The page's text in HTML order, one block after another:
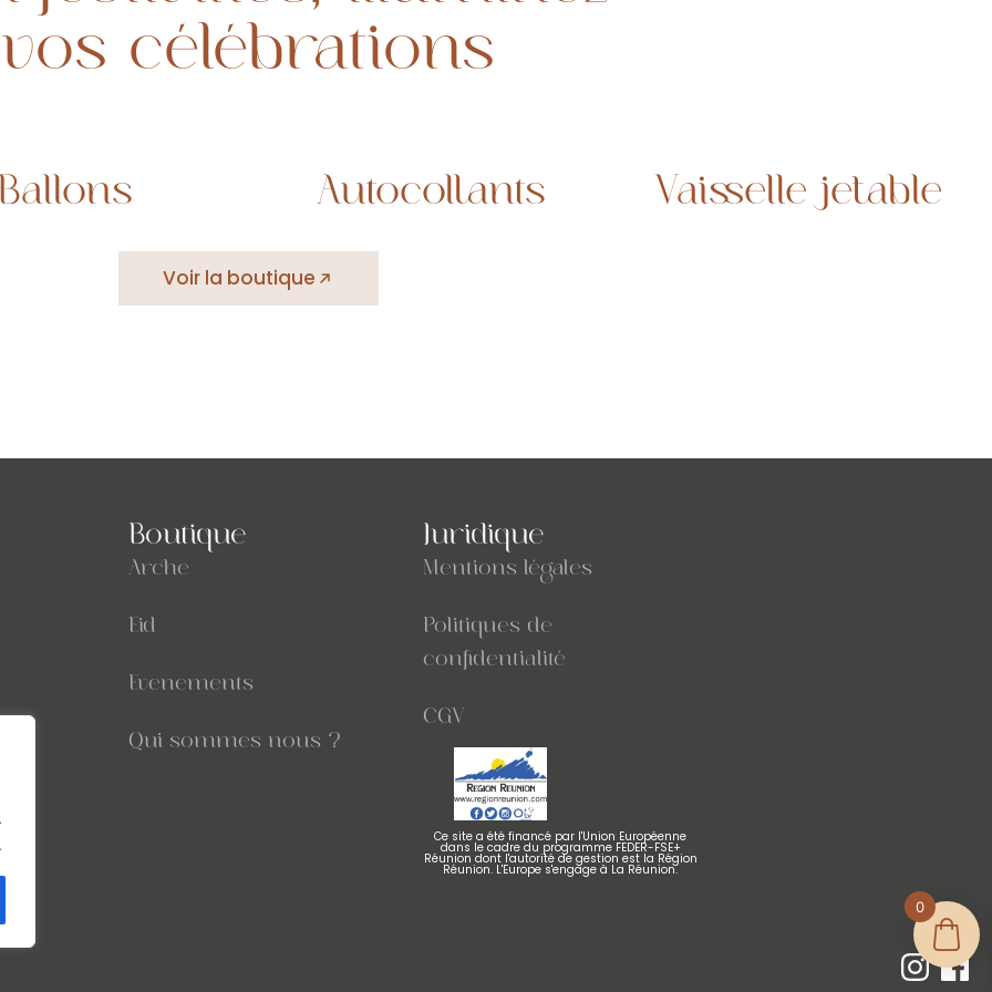
vos célébrations
Ballons Autocollants Vaisselle jetable
Voir la boutique
Boutique
Arche
Eid
Evenements
Qui sommes nous ?
Juridique
Mentions légales
Politiques de
confidentialité
CGV
Ce site a été financé par l'Union Européenne
dans le cadre du programme FEDER-FSE+
Réunion dont l'autorité de gestion est la Région
Réunion. L'Europe s'engage à La Réunion.
0